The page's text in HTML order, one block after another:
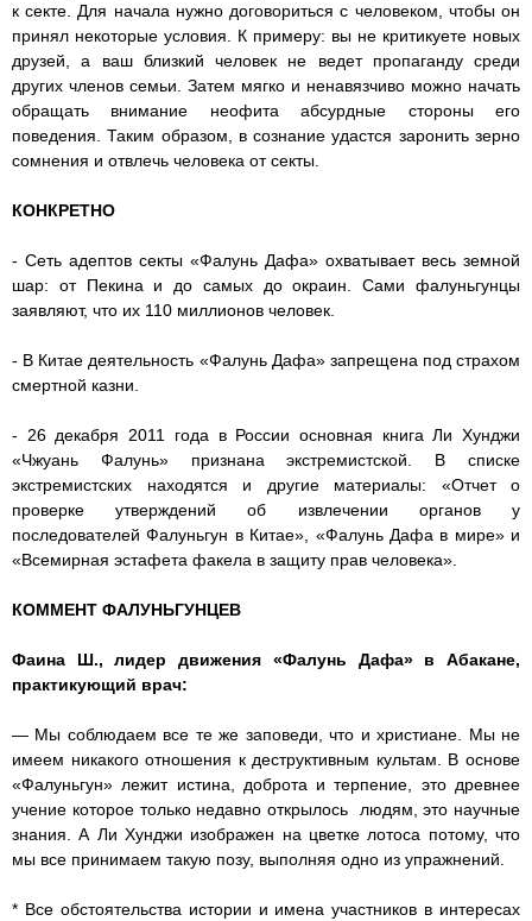
к секте. Для начала нужно договориться с человеком, чтобы он
принял некоторые условия. К примеру: вы не критикуете новых
друзей, а ваш близкий человек не ведет пропаганду среди
других членов семьи. Затем мягко и ненавязчиво можно начать
обращать внимание неофита абсурдные стороны его
поведения. Таким образом, в сознание удастся заронить зерно
сомнения и отвлечь человека от секты.
КОНКРЕТНО
- Сеть адептов секты «Фалунь Дафа» охватывает весь земной
шар: от Пекина и до самых до окраин. Сами фалуньгунцы
заявляют, что их 110 миллионов человек.
- В Китае деятельность «Фалунь Дафа» запрещена под страхом
смертной казни.
- 26 декабря 2011 года в России основная книга Ли Хунджи
«Чжуань Фалунь» признана экстремистской. В списке
экстремистских находятся и другие материалы: «Отчет о
проверке утверждений об извлечении органов у
последователей Фалуньгун в Китае», «Фалунь Дафа в мире» и
«Всемирная эстафета факела в защиту прав человека».
КОММЕНТ ФАЛУНЬГУНЦЕВ
Фаина Ш., лидер движения «Фалунь Дафа» в Абакане,
практикующий врач:
— Мы соблюдаем все те же заповеди, что и христиане. Мы не
имеем никакого отношения к деструктивным культам. В основе
«Фалуньгун» лежит истина, доброта и терпение, это древнее
учение которое только недавно открылось людям, это научные
знания. А Ли Хунджи изображен на цветке лотоса потому, что
мы все принимаем такую позу, выполняя одно из упражнений.
* Все обстоятельства истории и имена участников в интересах